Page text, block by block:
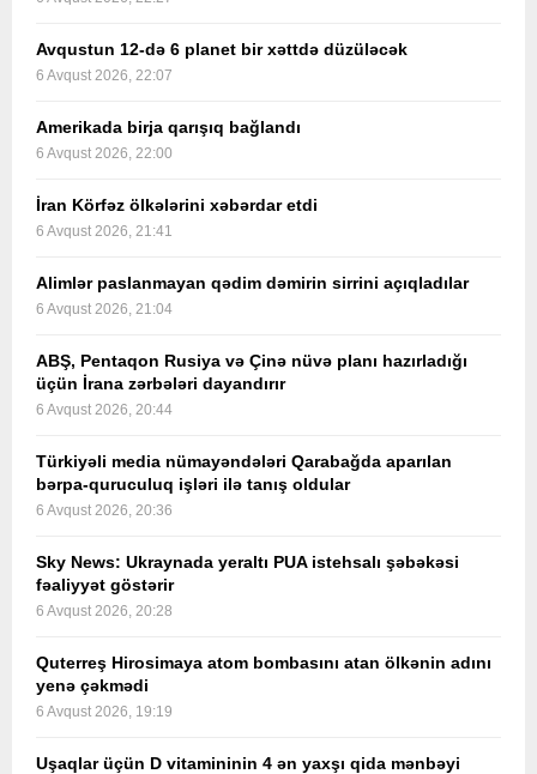
Avqustun 12-də 6 planet bir xəttdə düzüləcək
6 Avqust 2026, 22:07
Amerikada birja qarışıq bağlandı
6 Avqust 2026, 22:00
İran Körfəz ölkələrini xəbərdar etdi
6 Avqust 2026, 21:41
Alimlər paslanmayan qədim dəmirin sirrini açıqladılar
6 Avqust 2026, 21:04
ABŞ, Pentaqon Rusiya və Çinə nüvə planı hazırladığı
üçün İrana zərbələri dayandırır
6 Avqust 2026, 20:44
Türkiyəli media nümayəndələri Qarabağda aparılan
bərpa-quruculuq işləri ilə tanış oldular
6 Avqust 2026, 20:36
Sky News: Ukraynada yeraltı PUA istehsalı şəbəkəsi
fəaliyyət göstərir
6 Avqust 2026, 20:28
Quterreş Hirosimaya atom bombasını atan ölkənin adını
yenə çəkmədi
6 Avqust 2026, 19:19
Uşaqlar üçün D vitamininin 4 ən yaxşı qida mənbəyi